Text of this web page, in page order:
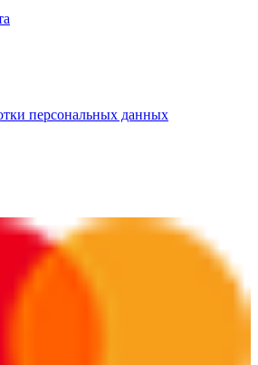
персональных данных